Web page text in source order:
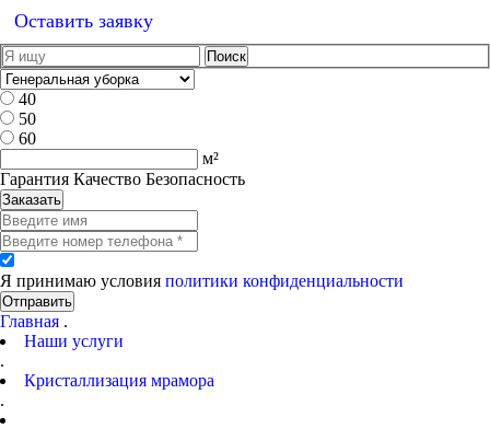
Оставить заявку
40
50
60
м²
Гарантия Качество Безопасность
Заказать
Я принимаю условия политики конфиденциальности
Отправить
Главная .
Наши услуги
.
Кристаллизация мрамора
.